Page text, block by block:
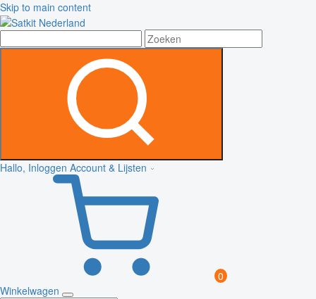
Skip to main content
Hallo, Inloggen Account & Lijsten
0
Winkelwagen